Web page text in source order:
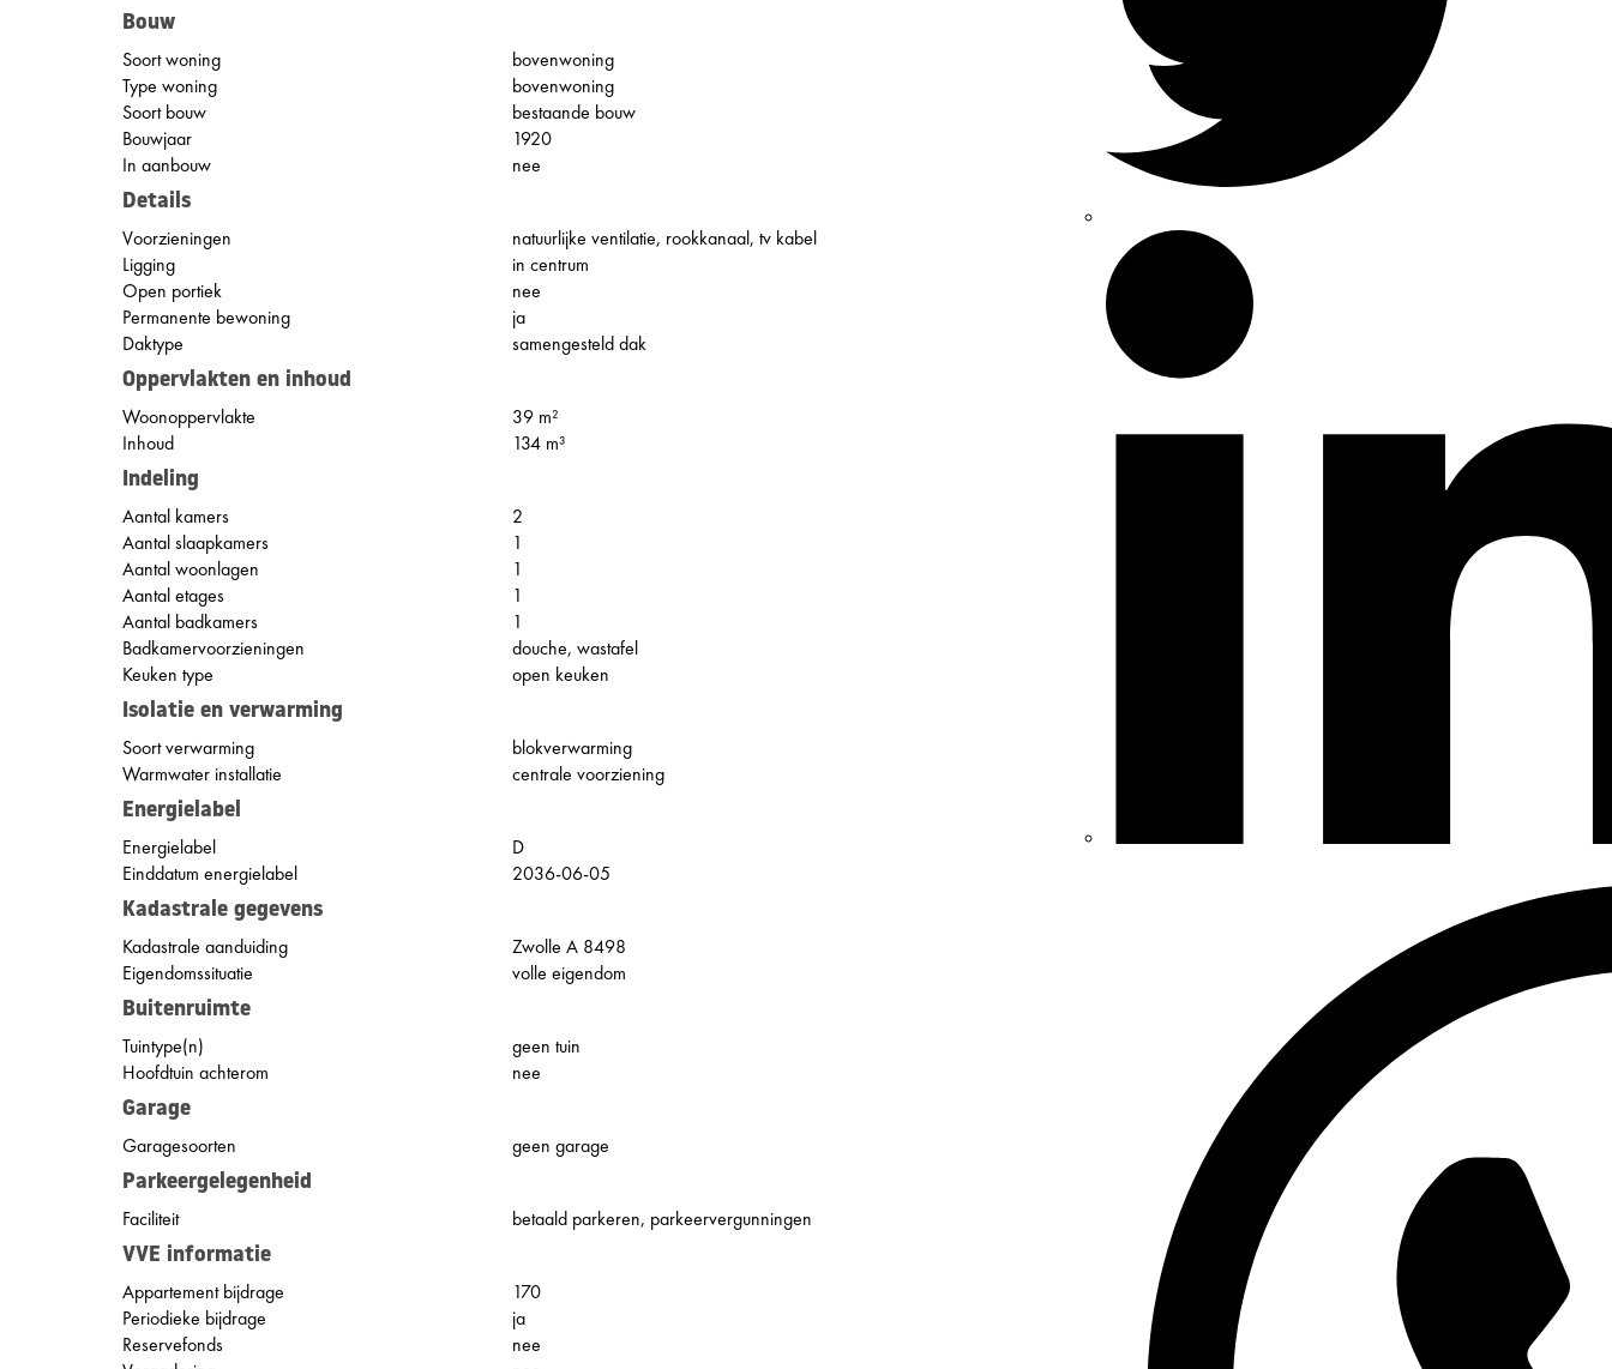
Bouw
Soort woning
bovenwoning
Type woning
bovenwoning
Soort bouw
bestaande bouw
Bouwjaar
1920
In aanbouw
nee
Details
Voorzieningen
natuurlijke ventilatie, rookkanaal, tv kabel
Ligging
in centrum
Open portiek
nee
Permanente bewoning
ja
Daktype
samengesteld dak
Oppervlakten en inhoud
Woonoppervlakte
39 m²
Inhoud
134 m³
Indeling
Aantal kamers
2
Aantal slaapkamers
1
Aantal woonlagen
1
Aantal etages
1
Aantal badkamers
1
Badkamervoorzieningen
douche, wastafel
Keuken type
open keuken
Isolatie en verwarming
Soort verwarming
blokverwarming
Warmwater installatie
centrale voorziening
Energielabel
Energielabel
D
Einddatum energielabel
2036-06-05
Kadastrale gegevens
Kadastrale aanduiding
Zwolle A 8498
Eigendomssituatie
volle eigendom
Buitenruimte
Tuintype(n)
geen tuin
Hoofdtuin achterom
nee
Garage
Garagesoorten geen garage
Parkeergelegenheid
Faciliteit betaald parkeren, parkeervergunningen
VVE informatie
Appartement bijdrage
170
Periodieke bijdrage
ja
Reservefonds
nee